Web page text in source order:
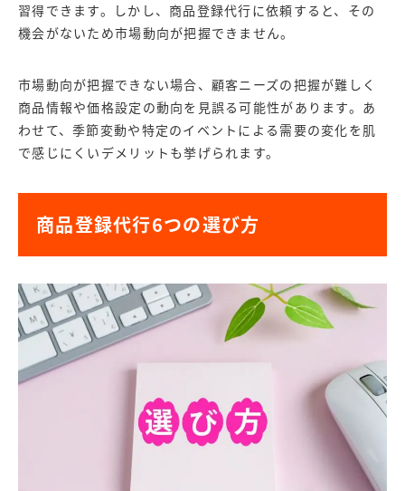
習得できます。しかし、商品登録代行に依頼すると、その
機会がないため市場動向が把握できません。
市場動向が把握できない場合、顧客ニーズの把握が難しく
商品情報や価格設定の動向を見誤る可能性があります。あ
わせて、季節変動や特定のイベントによる需要の変化を肌
で感じにくいデメリットも挙げられます。
商品登録代行6つの選び方